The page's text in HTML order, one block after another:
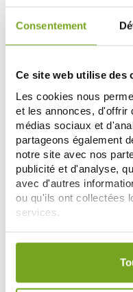
Consentement
Ce site web utilise des
Les cookies nous
et les annonces, d'offrir
médias sociaux et
partageons également
notre site avec nos
publicité et d'analyse,
avec d'autres
ou qu'ils ont collectées
services.
Votre choix de
EUCERIN
EUCERIN HYALURON FILLER
CREME MAINS SPF30 75ML
AJOUTER AU PANIER